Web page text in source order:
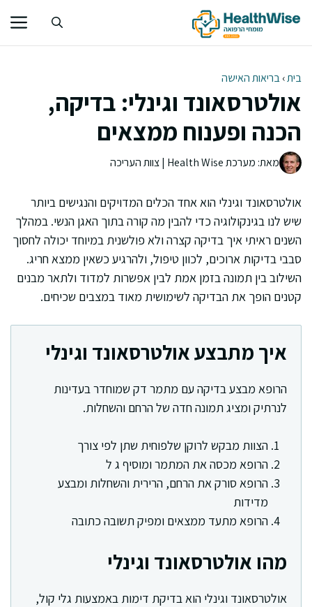
לתוכן
בית›בריאות האישה
אולטרסאונד וגינלי: בדיקה,
הכנה ופענוח ממצאים
מאת: מערכת Health Wise | צוות העריכה
אולטרסאונד וגינלי הוא אחד הכלים המדויקים והנגישים ביותר
שיש לנו בגינקולוגיה כדי להבין מה קורה בתוך האגן הנשי. במהלך
השנים ראיתי איך בדיקה קצרה ולא פולשנית במיוחד יכולה לחסוך
סבבי בדיקות ארוכים, לכוון טיפול, ולהרגיע כשאין ממצא חריג.
השילוב בין תמונה בזמן אמת לבין אפשרות למדוד ולתאר מבנים
קטנים הופך את הבדיקה לשימושית מאוד במצבים שכיחים.
איך מתבצע אולטרסאונד וגינלי
הרופא מבצע בדיקה עם מתמר דק שמוחדר בעדינות
לנרתיק ומציג תמונה חדה של הרחם והשחלות.
הצוות מבקש לרוקן שלפוחית שתן לפי צורך
הרופא מכסה את המתמר ומוסיף ג ל
הרופא סורק את הרחם, הרירית והשחלות ומבצע
מדידות
הרופא מתעד ממצאים ומפיק תשובה כתובה
מהו אולטרסאונד וגינלי
אולטרסאונד וגינלי הוא בדיקת דימות באמצעות גלי קול,